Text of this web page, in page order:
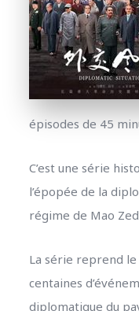
épisodes de 45
C’est une série
l’épopée de la
régime de Mao
La série reprend
centaines
diplomatique du